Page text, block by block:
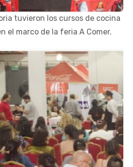
tuvieron los cursos de cocina
el marco de la feria A Comer.